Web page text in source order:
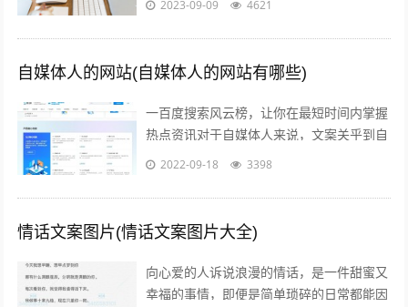
2023-09-09 4621
自媒体人的网站(自媒体人的网站有哪些)
一百度搜索风云榜，让你在最短时间内掌握
热点资讯对于自媒体人来说，文案关乎到自
己的流量问题而自己的写作方向和文案编辑
2022-09-18 3398
情话文案图片(情话文案图片大全)
向心爱的人诉说浪漫的情话，是一件甜蜜又
幸福的事情，即便是简单琐碎的日常都能因